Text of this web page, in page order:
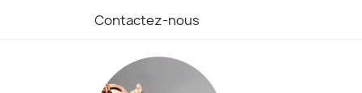
Contactez-nous